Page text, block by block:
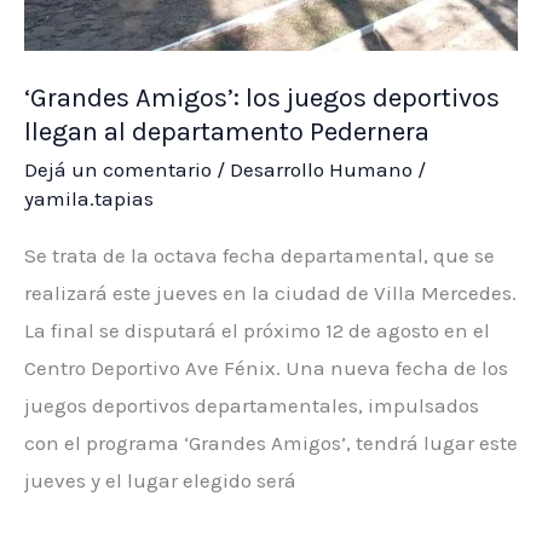
Estancia
Grande
‘Grandes Amigos’: los juegos deportivos
llegan al departamento Pedernera
Dejá un comentario / Desarrollo Humano /
yamila.tapias
Se trata de la octava fecha departamental, que se
realizará este jueves en la ciudad de Villa Mercedes.
La final se disputará el próximo 12 de agosto en el
Centro Deportivo Ave Fénix. Una nueva fecha de los
juegos deportivos departamentales, impulsados
con el programa ‘Grandes Amigos’, tendrá lugar este
jueves y el lugar elegido será